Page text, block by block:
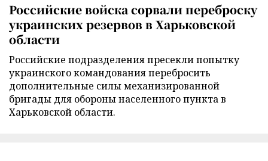
Российские войска сорвали переброску
украинских резервов в Харьковской
области
Российские подразделения пресекли попытку
украинского командования перебросить
дополнительные силы механизированной
бригады для обороны населенного пункта в
Харьковской области.